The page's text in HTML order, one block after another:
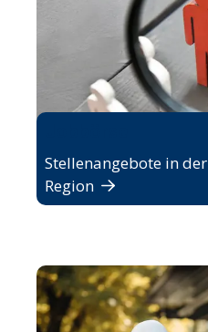
Stellenangebote in der
Region